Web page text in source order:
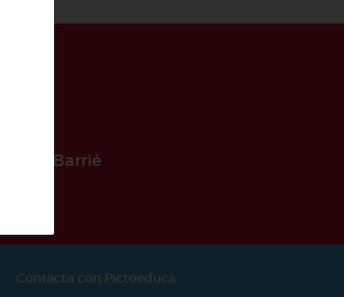
Barrié
Contacta con Pictoeduca